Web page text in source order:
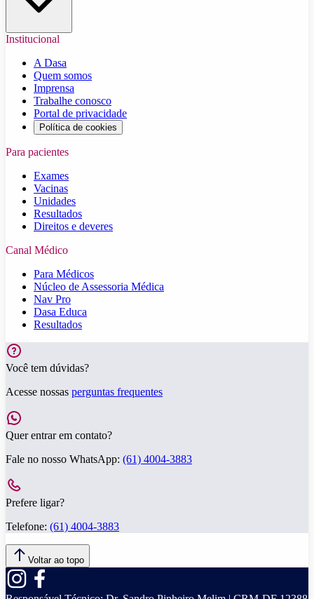
Institucional
A Dasa
Quem somos
Imprensa
Trabalhe conosco
Portal de privacidade
Política de cookies
Para pacientes
Exames
Vacinas
Unidades
Resultados
Direitos e deveres
Canal Médico
Para Médicos
Núcleo de Assessoria Médica
Nav Pro
Dasa Educa
Resultados
Você tem dúvidas?
Acesse nossas perguntas frequentes
Quer entrar em contato?
Fale no nosso WhatsApp: (61) 4004-3883
Prefere ligar?
Telefone: (61) 4004-3883
Voltar ao topo